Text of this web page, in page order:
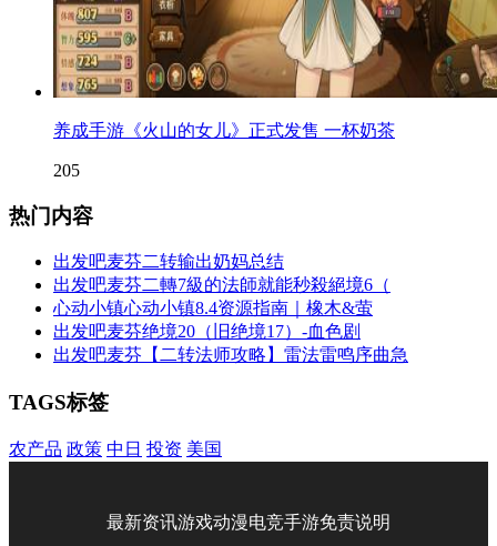
养成手游《火山的女儿》正式发售 一杯奶茶
205
热门内容
出发吧麦芬二转输出奶妈总结
出发吧麦芬二轉7級的法師就能秒殺絕境6（
心动小镇心动小镇8.4资源指南｜橡木&萤
出发吧麦芬绝境20（旧绝境17）-血色剧
出发吧麦芬【二转法师攻略】雷法雷鸣序曲急
TAGS标签
农产品 政策 中日 投资 美国
最新资讯游戏动漫电竞手游免责说明